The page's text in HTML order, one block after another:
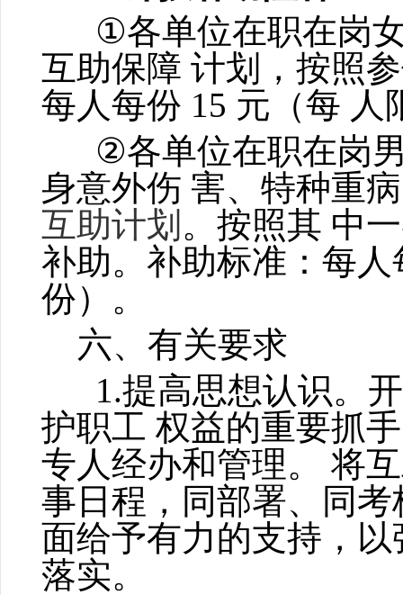
①各单位在职在岗
互助保障 计划，按照
每人每份 15 元（每 人
②各单位在职在岗
身意外伤 害、特种重
互助计划 。按照其 中
补助。补助标准：每
份）。
六、有关要求
1.提高思想认识。开
护职工 权益的重要抓
专人经办和管理。 将
事日程，同部署、同
面给予有力的支持，
落实。